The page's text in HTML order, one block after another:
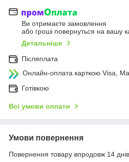
Ви отримаєте замовлення
або гроші повернуться на вашу
Детальніше
Післяплата
Онлайн-оплата карткою Visa,
Готівкою
Всі умови оплати
Умови повернення
Повернення товару впродовж 14